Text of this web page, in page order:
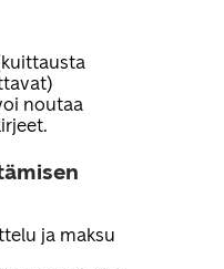
noutaa
ja maksu